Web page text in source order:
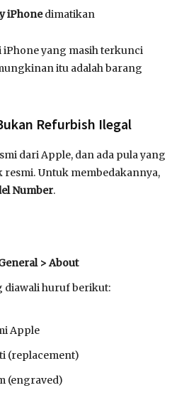
iPhonedimatikan
yang masih terkunci
itu adalah barang
Refurbish Ilegal
dari Apple, dan ada pula yang
Untuk membedakannya,
Number.
> About
diawali huruf berikut:
Apple
(replacement)
(engraved)